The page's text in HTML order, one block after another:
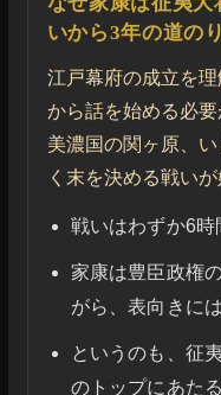
いから3年の道のり
江戸幕府の成立を
から話を始める必要
美濃国の関ヶ原、
く末を決める戦いが
戦いはわずか6時
家康は豊臣政権
がら、表向きに
というのも、征
のトップにあた